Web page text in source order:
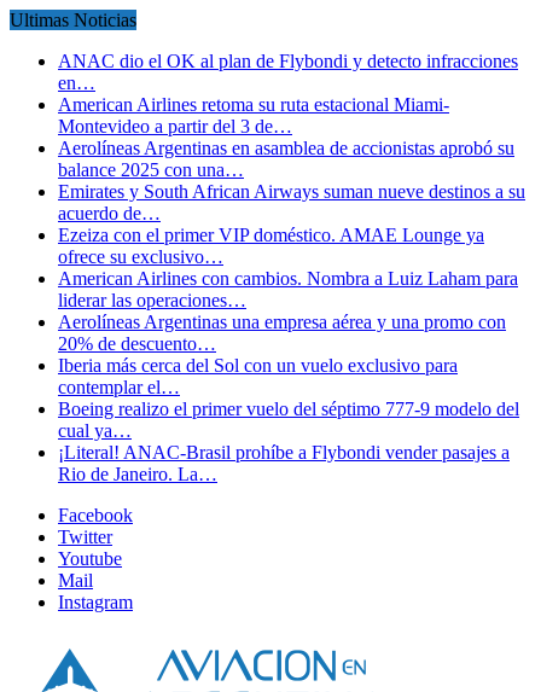
Ultimas Noticias
ANAC dio el OK al plan de Flybondi y detecto infracciones
en…
American Airlines retoma su ruta estacional Miami-
Montevideo a partir del 3 de…
Aerolíneas Argentinas en asamblea de accionistas aprobó su
balance 2025 con una…
Emirates y South African Airways suman nueve destinos a su
acuerdo de…
Ezeiza con el primer VIP doméstico. AMAE Lounge ya
ofrece su exclusivo…
American Airlines con cambios. Nombra a Luiz Laham para
liderar las operaciones…
Aerolíneas Argentinas una empresa aérea y una promo con
20% de descuento…
Iberia más cerca del Sol con un vuelo exclusivo para
contemplar el…
Boeing realizo el primer vuelo del séptimo 777-9 modelo del
cual ya…
¡Literal! ANAC-Brasil prohíbe a Flybondi vender pasajes a
Rio de Janeiro. La…
Facebook
Twitter
Youtube
Mail
Instagram